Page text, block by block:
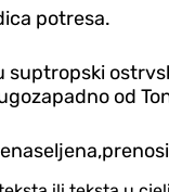
potresa.
suptropski
od